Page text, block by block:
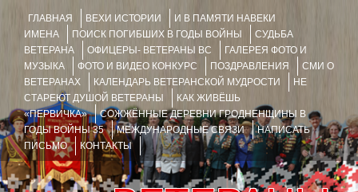
ГЛАВНАЯ ВЕХИ ИСТОРИИ
И В ПАМЯТИ НАВЕКИ
ИМЕНА
ПОИСК ПОГИБШИХ В ГОДЫ ВОЙНЫ
СУДЬБА
ВЕТЕРАНА
ОФИЦЕРЫ- ВЕТЕРАНЫ ВС
ГАЛЕРЕЯ ФОТО И
МУЗЫКА
ФОТО И ВИДЕО КОНКУРС ПОЗДРАВЛЕНИЯ
СМИ О
ВЕТЕРАНАХ
КАЛЕНДАРЬ ВЕТЕРАНСКОЙ МУДРОСТИ
НЕ
СТАРЕЮТ ДУШОЙ ВЕТЕРАНЫ
КАК ЖИВЁШЬ
«ПЕРВИЧКА»
СОЖЖЁННЫЕ ДЕРЕВНИ ГРОДНЕНЩИНЫ В
ГОДЫ ВОЙНЫ 35
МЕЖДУНАРОДНЫЕ СВЯЗИ
НАПИСАТЬ
ПИСЬМО
КОНТАКТЫ